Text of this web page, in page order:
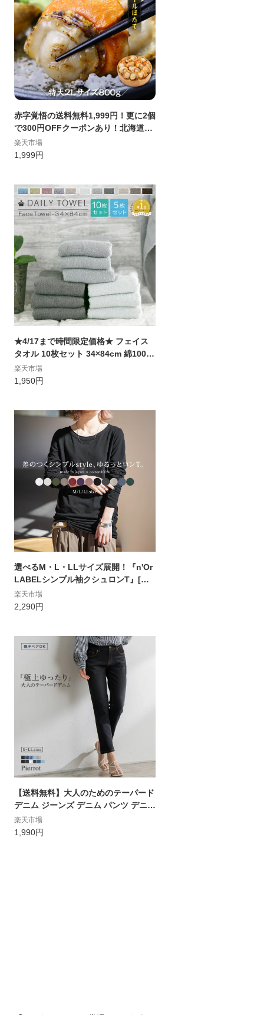
赤字覚悟の送料無料1,999円！更に2個
で300円OFFクーポンあり！北海道産
の特大ボイルほたて1kg（解凍後800
g）【帆立】【ほたて】【ホタテ】
楽天市場
1,999円
★4/17まで時間限定価格★ フェイス
タオル 10枚セット 34×84cm 綿100％
無地 薄手 日常使い デイリーユース タ
オル towel タオル フェイス 吸水 普段
楽天市場
1,950円
選べるM・L・LLサイズ展開！『n'Or
LABELシンプル袖クシュロンT』[ロ
ングTシャツ レディース トップス イ
ンナー 長袖 カットソー クルーネック
楽天市場
2,290円
【送料無料】大人のためのテーパード
デニム ジーンズ デニム パンツ デニム
パンツ レディース ボトム テーパード
デニム テーパードパンツ テーパード
楽天市場
1,990円